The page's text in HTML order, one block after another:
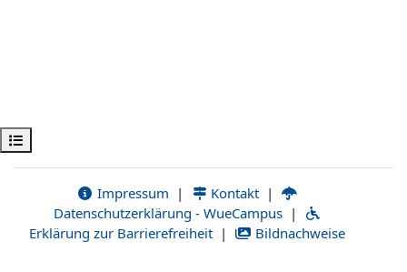
Kursindex öffnen
Impressum | Kontakt |
Datenschutzerklärung - WueCampus |
Erklärung zur Barrierefreiheit | Bildnachweise